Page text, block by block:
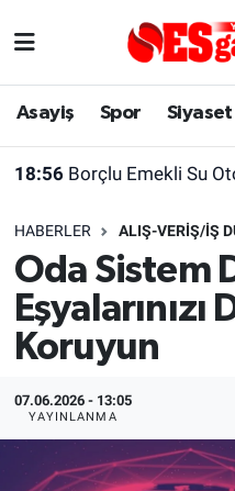
Asayiş Spor Siyaset
18:56 Borçlu Emekli Su
HABERLER ALIŞ-VERIŞ/İŞ
Oda Sistem
Koruyun
07.06.2026 - 13:05
YAYINLANMA
Asayiş
Gündem
Türkiye
Dünya
Sağlık
Alış-Veriş/İş
Yaşam
Eskişehirspor Arşivi
Eskişehir Arşivi
Röportaj
Ekonomi
Kültür Sanat
Eskişehir Nöbetçi
Süper Lig Puan
Tüm Manşetler
Son Dakika Haberleri
Haber Arşivi